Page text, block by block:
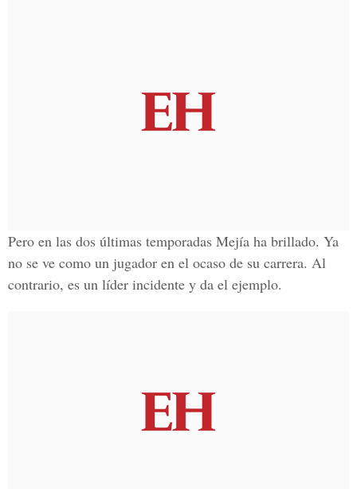
Pero en las dos últimas temporadas Mejía ha brillado. Ya
no se ve como un jugador en el ocaso de su carrera. Al
contrario, es un líder incidente y da el ejemplo.